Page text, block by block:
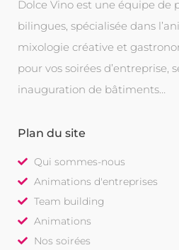
Dolce Vino est une équipe de
bilingues, spécialisée dans
mixologie créative et
pour vos soirées d’entreprise,
inauguration de bâtiments…
Plan du site
Qui sommes-nous
Animations d'entreprises
Team building
Animations
Nos soirées